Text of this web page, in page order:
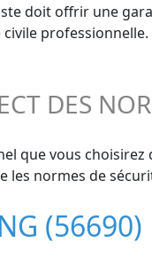
doit offrir une
DES
que vous
les normes de
(56690)